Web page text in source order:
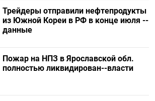
Трейдеры отправили нефтепродукты
из Южной Кореи в РФ в конце июля --
данные
Пожар на НПЗ в Ярославской обл.
полностью ликвидирован--власти